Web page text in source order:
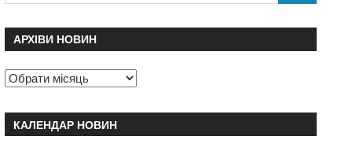
АРХІВИ НОВИН
КАЛЕНДАР НОВИН